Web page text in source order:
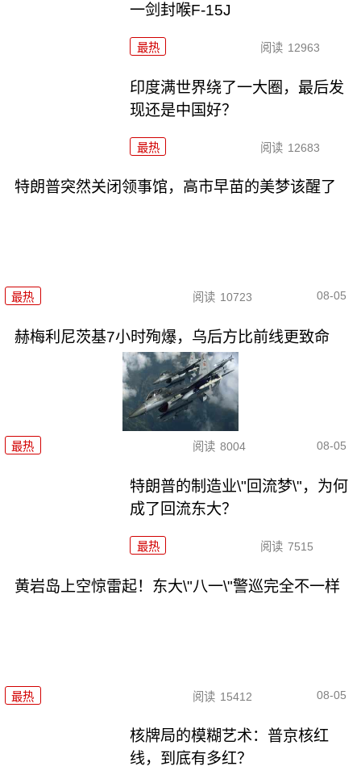
一剑封喉F-15J
最热 阅读 12963
印度满世界绕了一大圈，最后发
现还是中国好？
最热 阅读 12683
特朗普突然关闭领事馆，高市早苗的美梦该醒了
最热 阅读 10723 08-05
赫梅利尼茨基7小时殉爆，乌后方比前线更致命
最热 阅读 8004 08-05
特朗普的制造业\"回流梦\"，为何
成了回流东大？
最热 阅读 7515
黄岩岛上空惊雷起！东大\"八一\"警巡完全不一样
最热 阅读 15412 08-05
核牌局的模糊艺术：普京核红
线，到底有多红？